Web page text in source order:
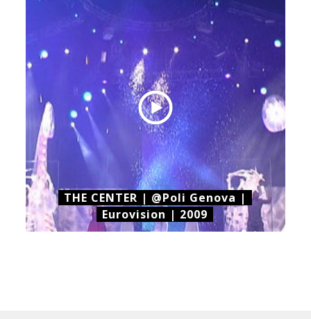
THE CENTER | @Poli Genova |
Eurovision | 2009